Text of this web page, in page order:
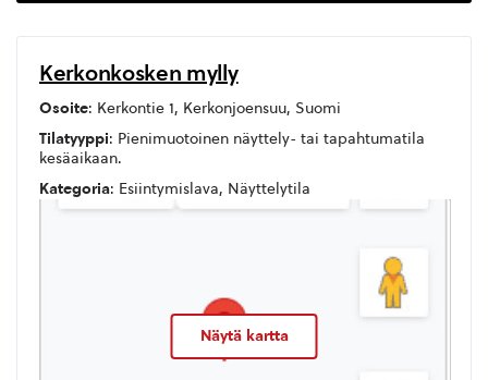
Kerkonkosken mylly
Osoite: Kerkontie 1, Kerkonjoensuu, Suomi
Tilatyyppi: Pienimuotoinen näyttely- tai tapahtumatila
kesäaikaan.
Kategoria: Esiintymislava, Näyttelytila
Näytä kartta